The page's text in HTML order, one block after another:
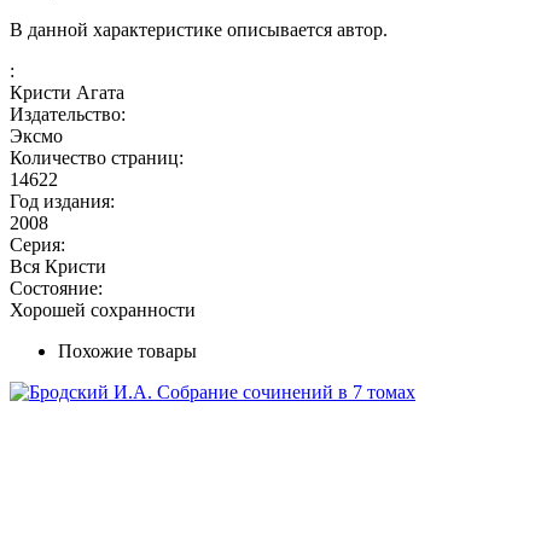
В данной характеристике описывается автор.
:
Кристи Агата
Издательство:
Эксмо
Количество страниц:
14622
Год издания:
2008
Серия:
Вся Кристи
Состояние:
Хорошей сохранности
Похожие товары